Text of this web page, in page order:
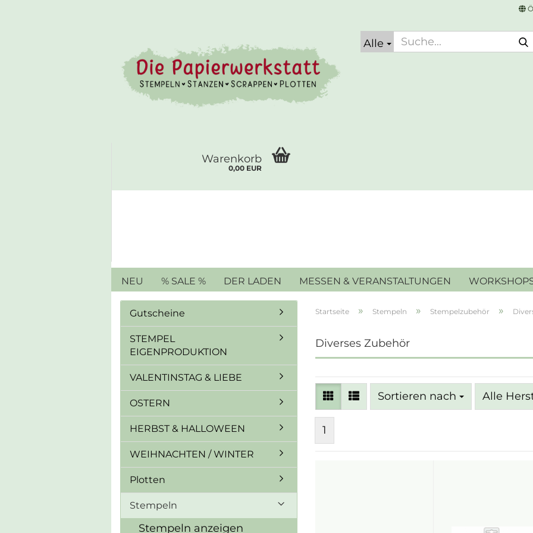
Alle
Warenkorb
0,00 EUR
NEU % SALE % DER LADEN MESSEN & VERANSTALTUNGEN
Startseite » Stempeln » Stempelzubehör »
Diverses Zubehör
Sortieren nach
Sortieren nach Alle
1
Gutscheine
STEMPEL
EIGENPRODUKTION
VALENTINSTAG & LIEBE
OSTERN
HERBST & HALLOWEEN
WEIHNACHTEN / WINTER
Plotten
Stempeln
Stempeln anzeigen